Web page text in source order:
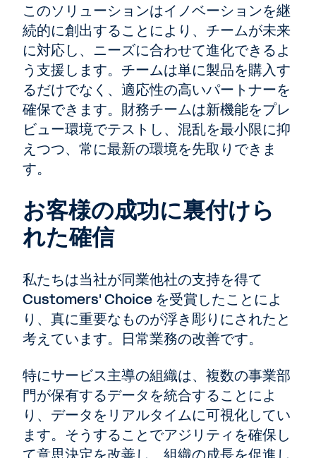
このソリューションはイノベーションを継
続的に創出することにより、チームが未来
に対応し、ニーズに合わせて進化できるよ
う支援します。チームは単に製品を購入す
るだけでなく、適応性の高いパートナーを
確保できます。財務チームは新機能をプレ
ビュー環境でテストし、混乱を最小限に抑
えつつ、常に最新の環境を先取りできま
す。
お客様の成功に裏付けら
れた確信
私たちは当社が同業他社の支持を得て
Customers' Choice を受賞したことによ
り、真に重要なものが浮き彫りにされたと
考えています。日常業務の改善です。
特にサービス主導の組織は、複数の事業部
門が保有するデータを統合することによ
り、データをリアルタイムに可視化してい
ます。そうすることでアジリティを確保し